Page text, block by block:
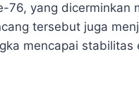
yang dicerminkan
tersebut juga
mencapai stabilitas